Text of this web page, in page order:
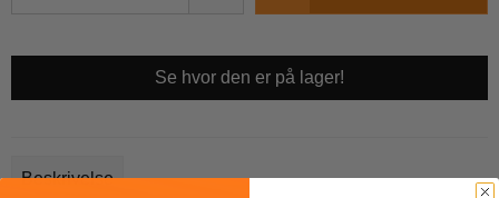
Se hvor den er på lager!
Beskrivelse